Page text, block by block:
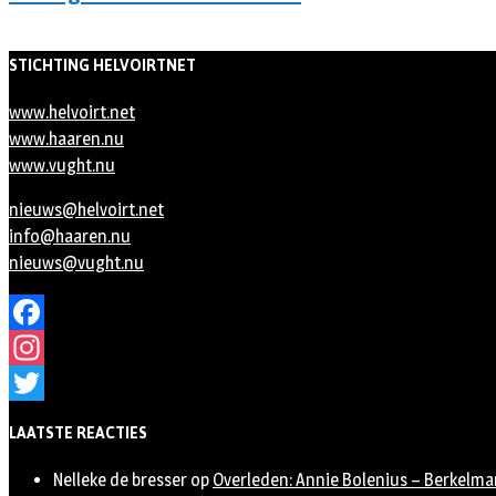
STICHTING HELVOIRTNET
www.helvoirt.net
www.haaren.nu
www.vught.nu
nieuws@helvoirt.net
info@haaren.nu
nieuws@vught.nu
Facebook
Instagram
LAATSTE REACTIES
Nelleke de bresser op Overleden: Annie Bolenius –